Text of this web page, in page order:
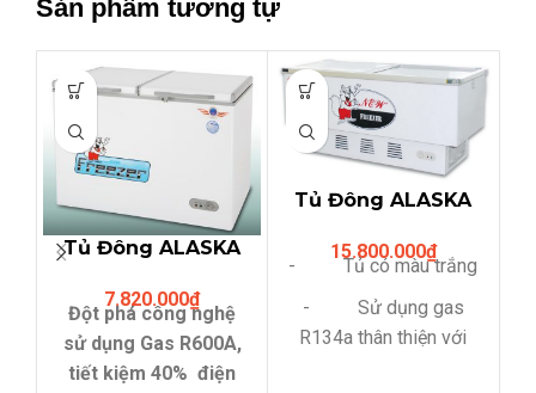
Sản phẩm tương tự
Tủ Đông ALASKA
Lit,hai ngăn đông
mát)
7.820.000₫
Đột phá công nghệ
sử dụng Gas R600A,
tiết kiệm 40% điện
Tủ Đông ALASKA
kính lùa phẳng)
15.800.000₫
- Tủ có màu trắng
- Sử dụng gas
R134a thân thiện với